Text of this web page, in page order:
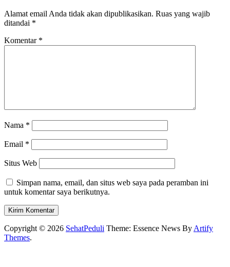
Alamat email Anda tidak akan dipublikasikan. Ruas yang wajib
ditandai *
Komentar *
Nama *
Email *
Situs Web
Simpan nama, email, dan situs web saya pada peramban ini
untuk komentar saya berikutnya.
Copyright © 2026 SehatPeduli Theme: Essence News By Artify
Themes.